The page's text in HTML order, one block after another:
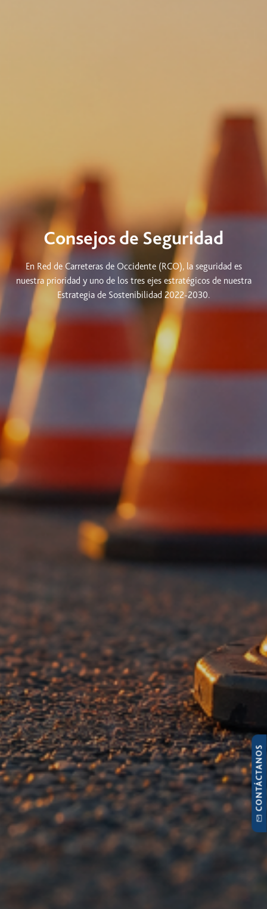
Consejos de Seguridad
En Red de Carreteras de Occidente (RCO), la seguridad es
nuestra prioridad y uno de los tres ejes estratégicos de nuestra
Estrategia de Sostenibilidad 2022-2030.
CONTÁCTANOS